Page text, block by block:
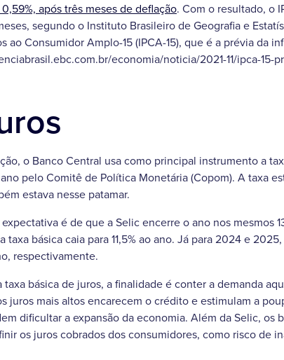
após três meses de deflação. Com o resultado, o
segundo o Instituto Brasileiro de Geografia e
ao Consumidor Amplo-15 (IPCA-15), que é a prévia da
economia/noticia/2021-11/ipca-15-
o Banco Central usa como principal instrumento a
pelo Comitê de Política Monetária (Copom). A taxa
estava nesse patamar.
é de que a Selic encerre o ano nos mesmos
básica caia para 11,5% ao ano. Já para 2024 e
respectivamente.
básica de juros, a finalidade é conter a demanda
juros mais altos encarecem o crédito e estimulam a
dificultar a expansão da economia. Além da Selic, os
os juros cobrados dos consumidores, como risco de